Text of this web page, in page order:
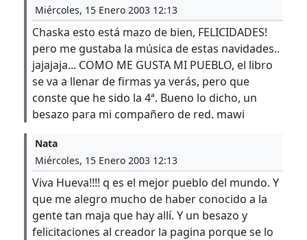
Miércoles, 15 Enero 2003 12:13
Chaska esto está mazo de bien, FELICIDADES!
pero me gustaba la música de estas navidades..
jajajaja... COMO ME GUSTA MI PUEBLO, el libro
se va a llenar de firmas ya verás, pero que
conste que he sido la 4ª. Bueno lo dicho, un
besazo para mi compañero de red. mawi
Nata
Miércoles, 15 Enero 2003 12:13
Viva Hueva!!!! q es el mejor pueblo del mundo. Y
que me alegro mucho de haber conocido a la
gente tan maja que hay allí. Y un besazo y
felicitaciones al creador la pagina porque se lo